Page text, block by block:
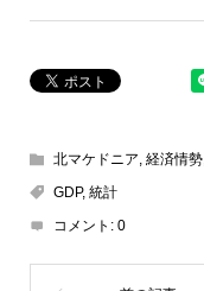
北マケドニア 経済情勢,
GDP, 統計
コメント: 0